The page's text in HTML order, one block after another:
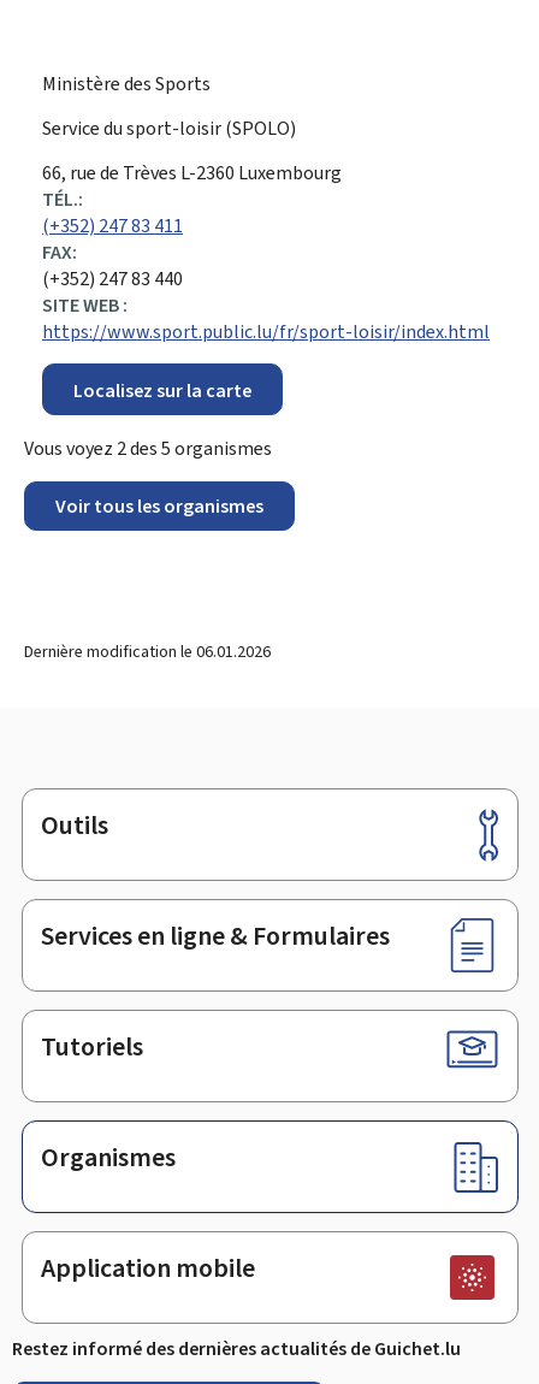
Ministère des Sports
Service du sport-loisir (SPOLO)
ADRESSE
:
66, rue de Trèves L-2360 Luxembourg
TÉL.:
(+352) 247 83 411
FAX:
(+352) 247 83 440
SITE WEB :
https://www.sport.public.lu/fr/sport-loisir/index.html
Localisez sur la carte
Vous voyez 2des5organismes
Voir tous les organismes
Dernière modification le 06.01.2026
Pied
de
page
Outils
Services en ligne & Formulaires
Tutoriels
Organismes
Application mobile
Restez informé des dernières actualités de Guichet.lu